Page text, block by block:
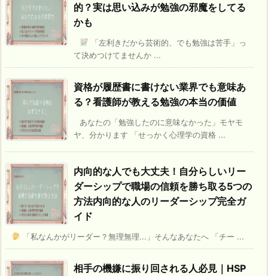
的？実は思い込みが勉強の邪魔をしてる
かも
「左利きだから芸術的、でも勉強は苦手」っ
て決めつけてませんか ...
資格が履歴書に書けない業界でも意味あ
る？看護師が教える勉強の本当の価値
あなたの「勉強したのに意味なかった」モヤモ
ヤ、分かります 「せっかく心理学の資格 ...
内向的な人でも大丈夫！自分らしいリー
ダーシップで職場の信頼を勝ち取る5つの
方法内向的な人のリーダーシップ完全ガ
イド
「私なんかがリーダー？無理無理...」そんなあなたへ 「チー ...
相手の機嫌に振り回される人必見｜HSP